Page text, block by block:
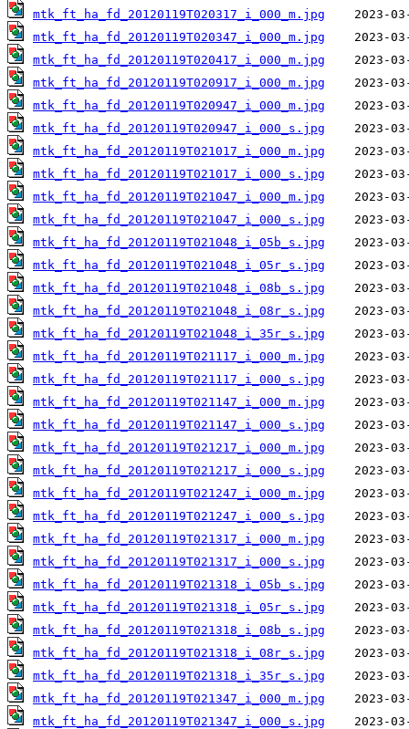
mtk_ft_ha_fd_20120119T020317_i_000_m.jpg
mtk_ft_ha_fd_20120119T020347_i_000_m.jpg
mtk_ft_ha_fd_20120119T020417_i_000_m.jpg
mtk_ft_ha_fd_20120119T020917_i_000_m.jpg
mtk_ft_ha_fd_20120119T020947_i_000_m.jpg
mtk_ft_ha_fd_20120119T020947_i_000_s.jpg
mtk_ft_ha_fd_20120119T021017_i_000_m.jpg
mtk_ft_ha_fd_20120119T021017_i_000_s.jpg
mtk_ft_ha_fd_20120119T021047_i_000_m.jpg
mtk_ft_ha_fd_20120119T021047_i_000_s.jpg
mtk_ft_ha_fd_20120119T021048_i_05b_s.jpg
mtk_ft_ha_fd_20120119T021048_i_05r_s.jpg
mtk_ft_ha_fd_20120119T021048_i_08b_s.jpg
mtk_ft_ha_fd_20120119T021048_i_08r_s.jpg
mtk_ft_ha_fd_20120119T021048_i_35r_s.jpg
mtk_ft_ha_fd_20120119T021117_i_000_m.jpg
mtk_ft_ha_fd_20120119T021117_i_000_s.jpg
mtk_ft_ha_fd_20120119T021147_i_000_m.jpg
mtk_ft_ha_fd_20120119T021147_i_000_s.jpg
mtk_ft_ha_fd_20120119T021217_i_000_m.jpg
mtk_ft_ha_fd_20120119T021217_i_000_s.jpg
mtk_ft_ha_fd_20120119T021247_i_000_m.jpg
mtk_ft_ha_fd_20120119T021247_i_000_s.jpg
mtk_ft_ha_fd_20120119T021317_i_000_m.jpg
mtk_ft_ha_fd_20120119T021317_i_000_s.jpg
mtk_ft_ha_fd_20120119T021318_i_05b_s.jpg
mtk_ft_ha_fd_20120119T021318_i_05r_s.jpg
mtk_ft_ha_fd_20120119T021318_i_08b_s.jpg
mtk_ft_ha_fd_20120119T021318_i_08r_s.jpg
mtk_ft_ha_fd_20120119T021318_i_35r_s.jpg
mtk_ft_ha_fd_20120119T021347_i_000_m.jpg
mtk_ft_ha_fd_20120119T021347_i_000_s.jpg